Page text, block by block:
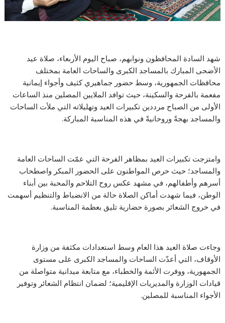
شهد السادة المحافظون ونوابهم، صباح اليوم الأربعاء، صلاة عيد
الأضحى المبارك بالمساجد الكبرى والساحات العامة بمختلف
محافظات الجمهورية، وسط حضور جماهيري كثيف وأجواء إيمانية
مفعمة بالفرحة والسكينة، حيث توافد الملايين المصلين منذ الساعات
الأولى من الصباح مرددين تكبيرات العيد وتهليلاته التي ملأت الساحات
والمساجد بهجةً وروحانيةً في هذه المناسبة المباركة.
وامتزجت تكبيرات العيد بمظاهر الفرحة التي عمّت الساحات العامة
والمساجد؛ حيث حرص المواطنون على الحضور المبكر واصطحاب
أسرهم وأطفالهم، في مشهد عكس روح التلاحم والمحبة بين أبناء
الوطن، فيما شهدت أماكن الصلاة حالة من الانضباط والتنظيم أسهمت
في خروج الشعائر بصورة حضارية تليق بعظمة المناسبة.
وجاءت صلاة العيد هذا العام وسط استعدادات مكثفة من وزارة
الأوقاف، التي أعدّت الساحات والمساجد الكبرى على مستوى
الجمهورية، ووفرت الأئمة والخطباء، مع متابعة ميدانية متواصلة من
قيادات الوزارة والمديريات الإقليمية؛ لضمان انتظام الشعائر وتوفير
الأجواء المناسبة للمصلين.